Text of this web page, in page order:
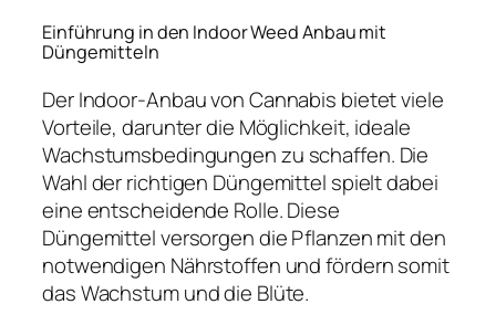
Einführung in den Indoor Weed Anbau mit
Düngemitteln
Der Indoor-Anbau von Cannabis bietet viele
Vorteile, darunter die Möglichkeit, ideale
Wachstumsbedingungen zu schaffen. Die
Wahl der richtigen Düngemittel spielt dabei
eine entscheidende Rolle. Diese
Düngemittel versorgen die Pflanzen mit den
notwendigen Nährstoffen und fördern somit
das Wachstum und die Blüte.